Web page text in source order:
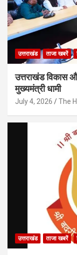
उत्तराखंड ताजा खबरें
उत्तराखंड विकास
मुख्यमंत्री धामी
July 4, 2026 The
उत्तराखंड ताजा खबरें